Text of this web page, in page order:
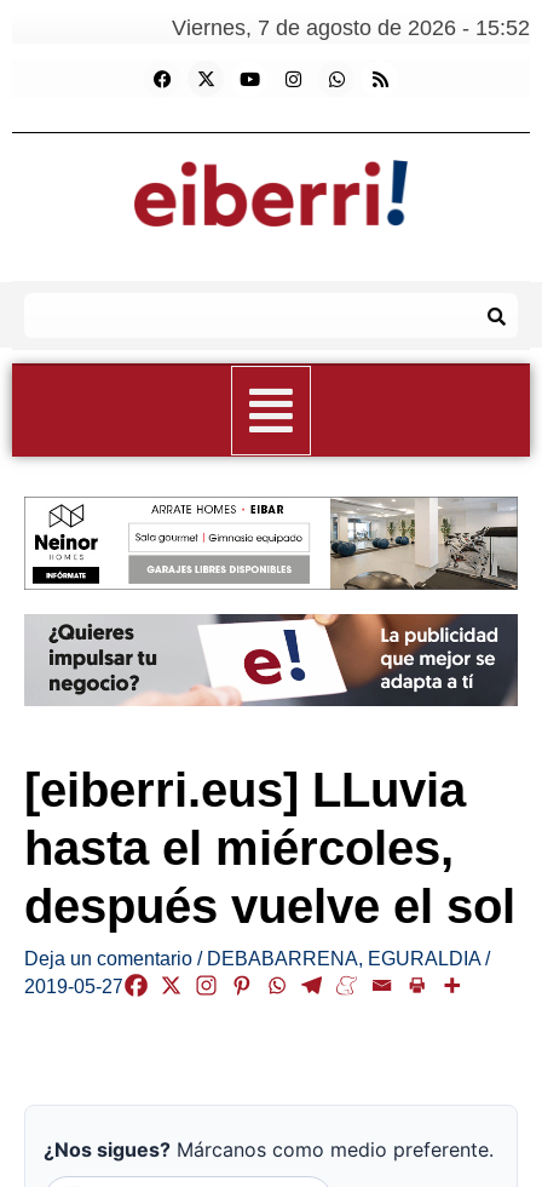
Viernes, 7 de agosto de 2026 - 15:52
[eiberri.eus] LLuvia
hasta el miércoles,
después vuelve el sol
Deja un comentario / DEBABARRENA, EGURALDIA/
2019-05-27
¿Nos sigues? Márcanos como medio preferente.